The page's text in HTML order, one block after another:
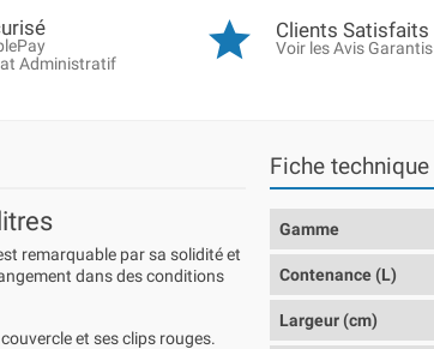
Administratif
Clients Satisfaits
Voir les Avis Garantis
remarquable par sa solidité et
dans des conditions
et ses clips rouges.
Fiche technique
Gamme
Contenance (L)
Largeur (cm)